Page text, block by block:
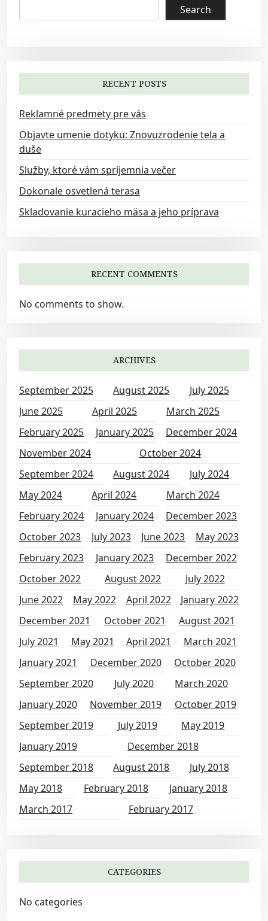
a
g
t
i
o
n
Search
RECENT POSTS
Reklamné predmety pre vás
Objavte umenie dotyku: Znovuzrodenie tela a
duše
Služby, ktoré vám spríjemnia večer
Dokonale osvetlená terasa
Skladovanie kuracieho mäsa a jeho príprava
RECENT COMMENTS
No comments to show.
ARCHIVES
September 2025 August 2025
July 2025
June 2025
April 2025
March 2025
February 2025
January 2025
December 2024
November 2024
October 2024
September 2024
August 2024
July 2024
May 2024
April 2024
March 2024
February 2024
January 2024
December 2023
October 2023
July 2023 June 2023
May 2023
February 2023
January 2023
December 2022
October 2022
August 2022
July 2022
June 2022
May 2022 April 2022
January 2022
December 2021
October 2021
August 2021
July 2021
May 2021 April 2021
March 2021
January 2021
December 2020
October 2020
September 2020
July 2020
March 2020
January 2020
November 2019
October 2019
September 2019
July 2019
May 2019
January 2019
December 2018
September 2018
August 2018
July 2018
May 2018
February 2018
January 2018
March 2017
February 2017
CATEGORIES
No categories